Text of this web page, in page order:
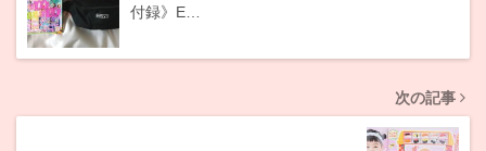
付録》E…
次の記事